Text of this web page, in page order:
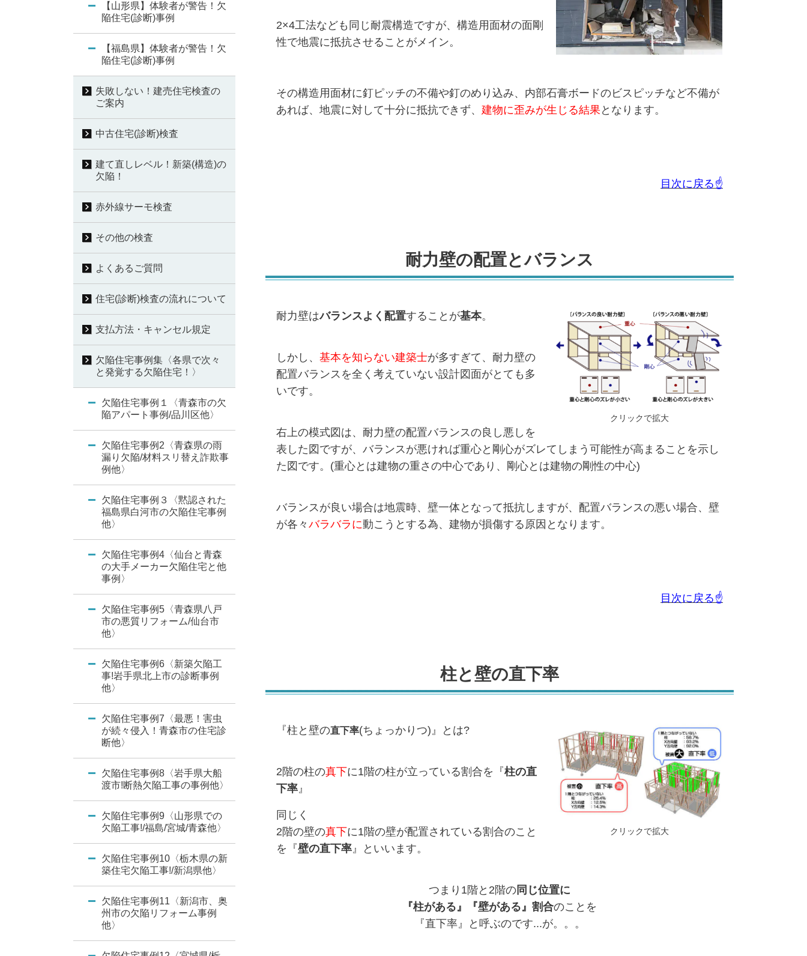
2×4工法なども同じ耐震構造ですが、構造用面材の面剛
性で地震に抵抗させることがメイン。
その構造用面材に釘ピッチの不備や釘のめり込み、内部石膏ボードのビスピッチなど不備が
あれば、地震に対して十分に抵抗できず、 建物に歪みが生じる結果 となります。
目次に戻る☝
耐力壁の配置とバランス
クリックで拡大
耐力壁はバランスよく配置することが基本。
しかし、 基本を知らない建築士が多すぎて、耐力壁の
配置バランスを全く考えていない設計図面がとても多
いです。
右上の模式図は、耐力壁の配置バランスの良し悪しを
表した図ですが、バランスが悪ければ重心と剛心がズレてしまう可能性が高まることを示し
た図です。(重心とは建物の重さの中心であり、剛心とは建物の剛性の中心)
バランスが良い場合は地震時、壁一体となって抵抗しますが、配置バランスの悪い場合、壁
が各々 バラバラに動こうとする為、建物が損傷する原因となります。
目次に戻る☝
柱と壁の直下率
クリックで拡大
『柱と壁の直下率(ちょっかりつ)』とは?
2階の柱の真下に1階の柱が立っている割合を『柱の直
下率』
同じく
2階の壁の真下に1階の壁が配置されている割合のこと
を『壁の直下率』といいます。
つまり1階と2階の 同じ位置に
『柱がある』『壁がある』割合のことを
『直下率』と呼ぶのです...が。。。
【山形県】体験者が警告！欠
陥住宅(診断)事例
【福島県】体験者が警告！欠
陥住宅(診断)事例
失敗しない！建売住宅検査の
ご案内
中古住宅(診断)検査
建て直しレベル！新築(構造)の
欠陥！
赤外線サーモ検査
その他の検査
よくあるご質問
住宅(診断)検査の流れについて
支払方法・キャンセル規定
欠陥住宅事例集〈各県で次々
と発覚する欠陥住宅！〉
欠陥住宅事例１〈青森市の欠
陥アパート事例/品川区他〉
欠陥住宅事例2〈青森県の雨
漏り欠陥/材料スリ替え詐欺事
例他〉
欠陥住宅事例３〈黙認された
福島県白河市の欠陥住宅事例
他〉
欠陥住宅事例4〈仙台と青森
の大手メーカー欠陥住宅と他
事例〉
欠陥住宅事例5〈青森県八戸
市の悪質リフォーム/仙台市
他〉
欠陥住宅事例6〈新築欠陥工
事!岩手県北上市の診断事例
他〉
欠陥住宅事例7〈最悪！害虫
が続々侵入！青森市の住宅診
断他〉
欠陥住宅事例8〈岩手県大船
渡市!断熱欠陥工事の事例他〉
欠陥住宅事例9〈山形県での
欠陥工事!/福島/宮城/青森他〉
欠陥住宅事例10〈栃木県の新
築住宅欠陥工事!/新潟県他〉
欠陥住宅事例11〈新潟市、奥
州市の欠陥リフォーム事例
他〉